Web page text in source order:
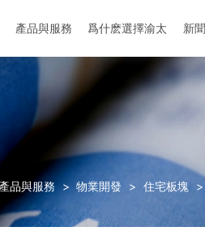
產品與服務 爲什麽選擇渝太 新
產品與服務 > 物業開發 > 住宅板塊 >